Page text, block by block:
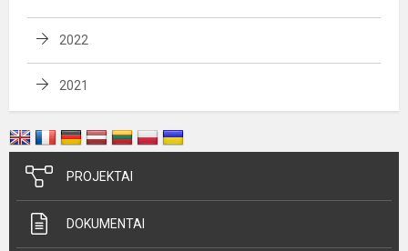
2022
2021
PROJEKTAI
DOKUMENTAI